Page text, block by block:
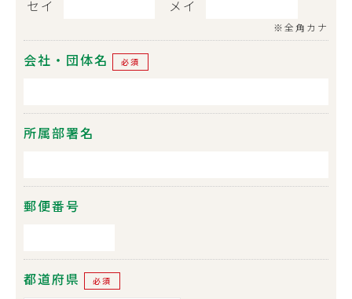
セイ メイ
※全角カナ
会社・団体名 必須
所属部署名
郵便番号
都道府県 必須